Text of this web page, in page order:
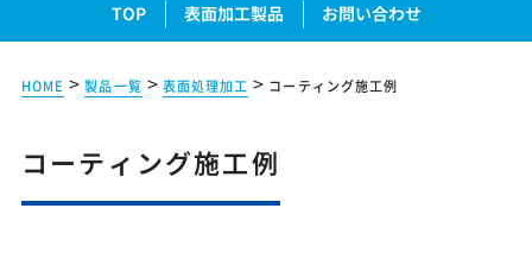
TOP 表面加工製品 お問い合わせ
HOME > 製品一覧 > 表面処理加工 > コーティング施工例
コーティング施工例